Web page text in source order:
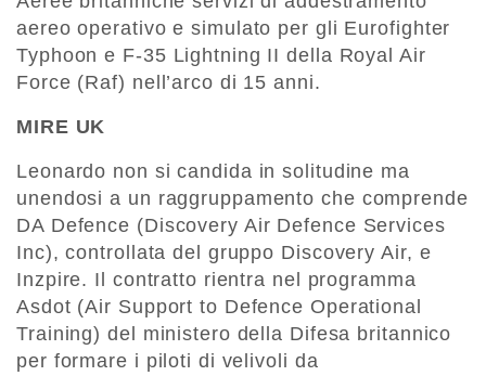
aereo operativo e simulato per gli Eurofighter
Typhoon e F-35 Lightning II della Royal Air
Force (Raf) nell’arco di 15 anni.
MIRE UK
Leonardo non si candida in solitudine ma
unendosi a un raggruppamento che comprende
DA Defence (Discovery Air Defence Services
Inc), controllata del gruppo Discovery Air, e
Inzpire. Il contratto rientra nel programma
Asdot (Air Support to Defence Operational
Training) del ministero della Difesa britannico
per formare i piloti di velivoli da